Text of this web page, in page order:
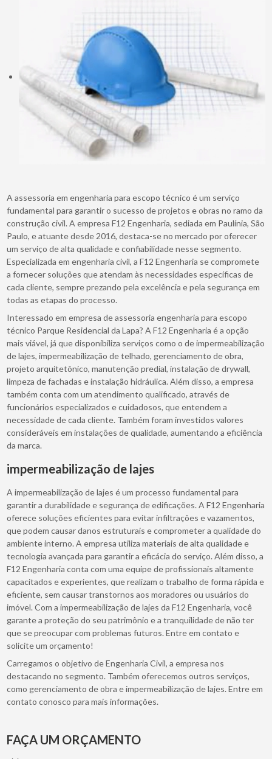
A assessoria em engenharia para escopo técnico é um serviço
fundamental para garantir o sucesso de projetos e obras no ramo da
construção civil. A empresa F12 Engenharia, sediada em Paulínia, São
Paulo, e atuante desde 2016, destaca-se no mercado por oferecer
um serviço de alta qualidade e confiabilidade nesse segmento.
Especializada em engenharia civil, a F12 Engenharia se compromete
a fornecer soluções que atendam às necessidades específicas de
cada cliente, sempre prezando pela excelência e pela segurança em
todas as etapas do processo.
Interessado em empresa de assessoria engenharia para escopo
técnico Parque Residencial da Lapa? A F12 Engenharia é a opção
mais viável, já que disponibiliza serviços como o de impermeabilização
de lajes, impermeabilização de telhado, gerenciamento de obra,
projeto arquitetônico, manutenção predial, instalação de drywall,
limpeza de fachadas e instalação hidráulica. Além disso, a empresa
também conta com um atendimento qualificado, através de
funcionários especializados e cuidadosos, que entendem a
necessidade de cada cliente. Também foram investidos valores
consideráveis em instalações de qualidade, aumentando a eficiência
da marca.
impermeabilização de lajes
A impermeabilização de lajes é um processo fundamental para
garantir a durabilidade e segurança de edificações. A F12 Engenharia
oferece soluções eficientes para evitar infiltrações e vazamentos,
que podem causar danos estruturais e comprometer a qualidade do
ambiente interno. A empresa utiliza materiais de alta qualidade e
tecnologia avançada para garantir a eficácia do serviço. Além disso, a
F12 Engenharia conta com uma equipe de profissionais altamente
capacitados e experientes, que realizam o trabalho de forma rápida e
eficiente, sem causar transtornos aos moradores ou usuários do
imóvel. Com a impermeabilização de lajes da F12 Engenharia, você
garante a proteção do seu patrimônio e a tranquilidade de não ter
que se preocupar com problemas futuros. Entre em contato e
solicite um orçamento!
Carregamos o objetivo de Engenharia Civil, a empresa nos
destacando no segmento. Também oferecemos outros serviços,
como gerenciamento de obra e impermeabilização de lajes. Entre em
contato conosco para mais informações.
FAÇA UM ORÇAMENTO